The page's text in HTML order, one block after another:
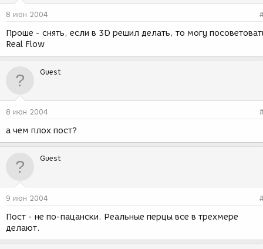
8 июн 2004
Проше - снять, если в 3D решил делать, то могу
Real Flow
Guest
8 июн 2004
а чем плох пост?
Guest
9 июн 2004
Пост - не по-пацански. Реальные перцы все в трехмере
делают.